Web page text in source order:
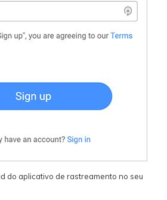
do aplicativo de rastreamento no seu